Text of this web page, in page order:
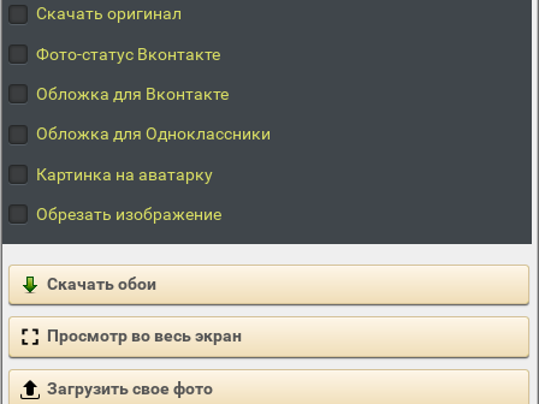
Скачать оригинал
Фото-статус Вконтакте
Обложка для Вконтакте
Обложка для Одноклассники
Картинка на аватарку
Обрезать изображение
Скачать обои
Просмотр во весь экран
Загрузить свое фото